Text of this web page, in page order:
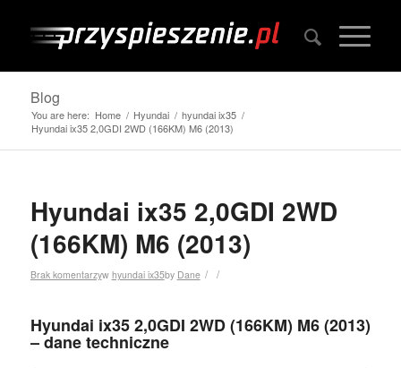
Blog
You are here: Home / Hyundai / hyundai ix35 /
Hyundai ix35 2,0GDI 2WD (166KM) M6 (2013)
Hyundai ix35 2,0GDI 2WD
(166KM) M6 (2013)
Brak komentarzy /
w hyundai ix35 /
by Dane
Hyundai ix35 2,0GDI 2WD (166KM) M6 (2013)
– dane techniczne